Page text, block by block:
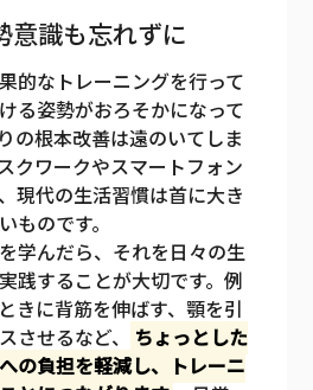
意識も忘れずに
的なトレーニングを行って
る姿勢がおろそかになって
の根本改善は遠のいてしま
クワークやスマートフォン
現代の生活習慣は首に大き
ものです。
学んだら、それを日々の生
践することが大切です。例
きに背筋を伸ばす、顎を引
させるなど、
ちょっとした
の負担を軽減し、トレーニ